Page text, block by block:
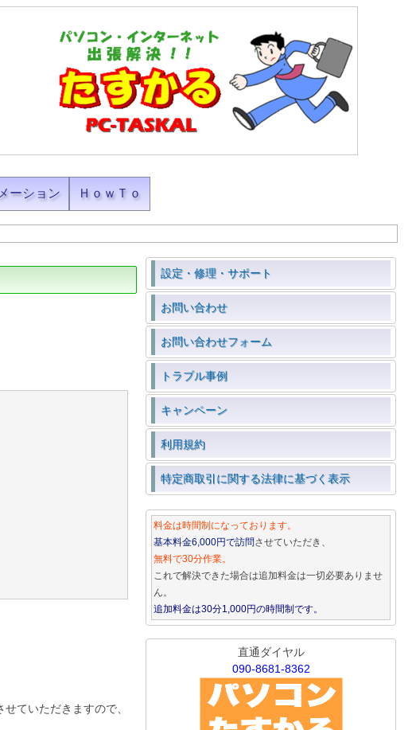
ーション ＨｏｗＴｏ
ていただきますので、
設定・修理・サポート
お問い合わせ
お問い合わせフォーム
トラブル事例
キャンペーン
利用規約
特定商取引に関する法律に基づく表示
料金は時間制になっております。
基本料金6,000円で訪問させていただき、
無料で30分作業。
これで解決できた場合は追加料金は一切必要ありませ
ん。
追加料金は30分1,000円の時間制です。
直通ダイヤル
090-8681-8362